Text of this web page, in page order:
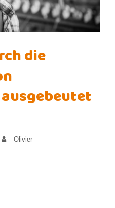
die
Olivier